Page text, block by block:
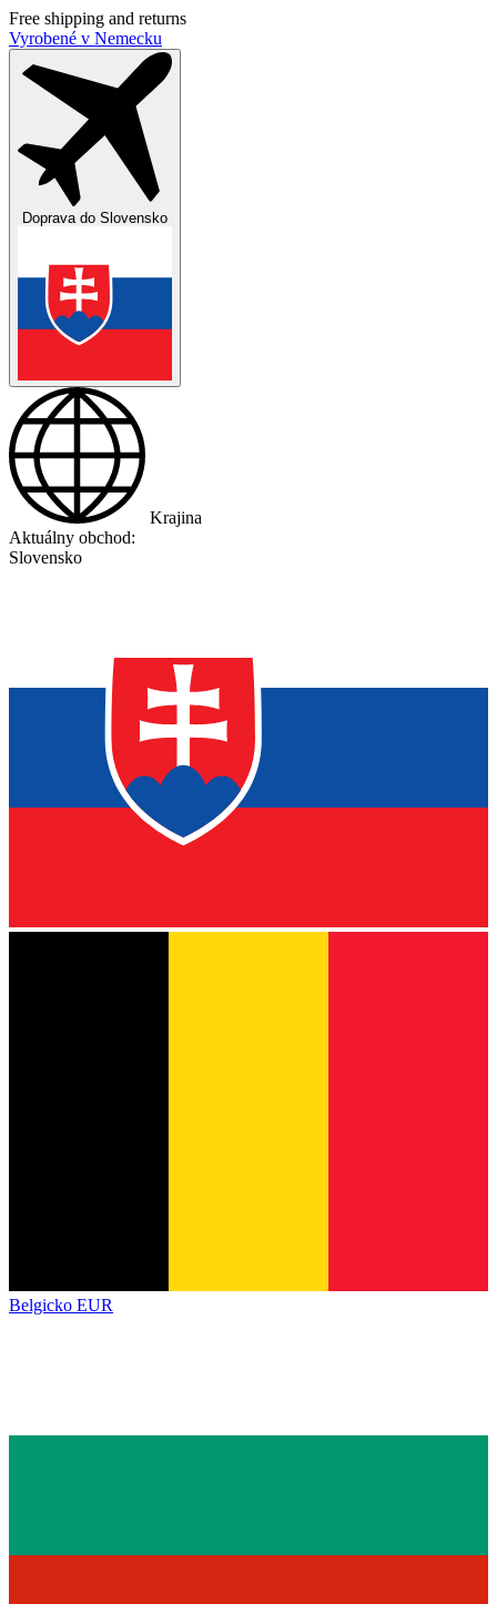
Free shipping and returns
Vyrobené v Nemecku
Doprava do Slovensko
Krajina
Aktuálny obchod:
Slovensko
Belgicko EUR